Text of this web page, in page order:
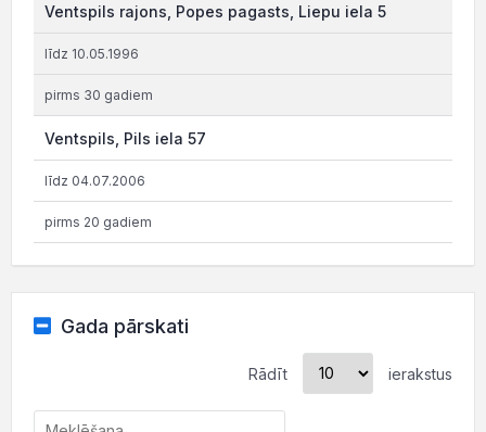
Ventspils rajons, Popes pagasts, Liepu iela 5
līdz 10.05.1996
pirms 30 gadiem
Ventspils, Pils iela 57
līdz 04.07.2006
pirms 20 gadiem
Gada pārskati
Rādīt ierakstus